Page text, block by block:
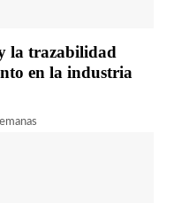
la trazabilidad
en la industria